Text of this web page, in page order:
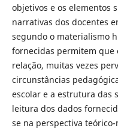
objetivos e os elementos
narrativas dos docentes
segundo o materialismo
fornecidas permitem que
relação, muitas vezes
circunstâncias
escolar e a estrutura das
leitura dos dados
se na perspectiva